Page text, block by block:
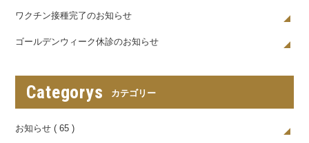
ワクチン接種完了のお知らせ
ゴールデンウィーク休診のお知らせ
Categorys カテゴリー
お知らせ ( 65 )